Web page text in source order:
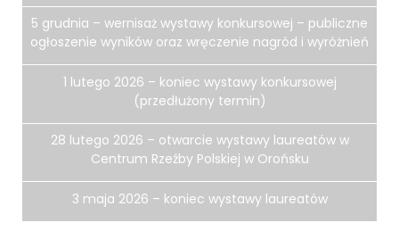
5 grudnia – wernisaż wystawy konkursowej – publiczne
ogłoszenie wyników oraz wręczenie nagród i wyróżnień
1 lutego 2026 – koniec wystawy konkursowej
(przedłużony termin)
28 lutego 2026 – otwarcie wystawy laureatów w
Centrum Rzeźby Polskiej w Orońsku
3 maja 2026 – koniec wystawy laureatów